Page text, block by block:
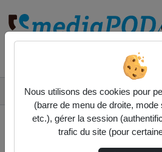
Léo Donzel - La Prévention En
Nous utilisons des cookies pour
(barre de menu de droite,
etc.), gérer la session
trafic du site (pour